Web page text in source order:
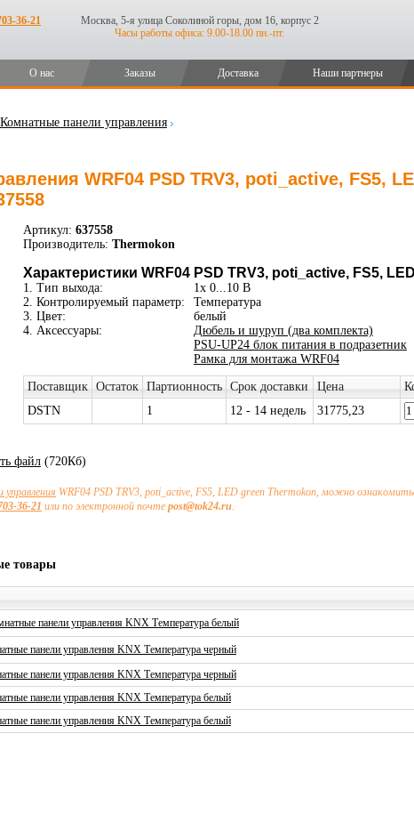
36-21
Москва, 5-я улица Соколиной горы, дом 16, корпус 2
Часы работы офиса: 9.00-18.00 пн.-пт.
О нас Заказы Доставка Наши партнеры
Комнатные панели управления
WRF04 PSD TRV3, poti_active, FS5,
Артикул: 637558
Производитель: Thermokon
Характеристики WRF04 PSD TRV3, poti_active, FS5,
1. Тип выхода:
1x 0...10 В
2. Контролируемый параметр:
Температура
3. Цвет:
белый
4. Аксессуары:
Дюбель и шуруп (два комплекта)
PSU-UP24 блок питания в подразетник
Рамка для монтажа WRF04
Поставщик Остаток Партионность Срок доставки Цена
DSTN
1 12 - 14 недель 31775,23
файл(720Кб)
WRF04 PSD TRV3, poti_active, FS5, LED green Thermokon, можно
36-21 или по электронной почте post@tok24.ru.
товары
панели управления KNX Температура белый
панели управления KNX Температура черный
панели управления KNX Температура черный
панели управления KNX Температура белый
панели управления KNX Температура белый